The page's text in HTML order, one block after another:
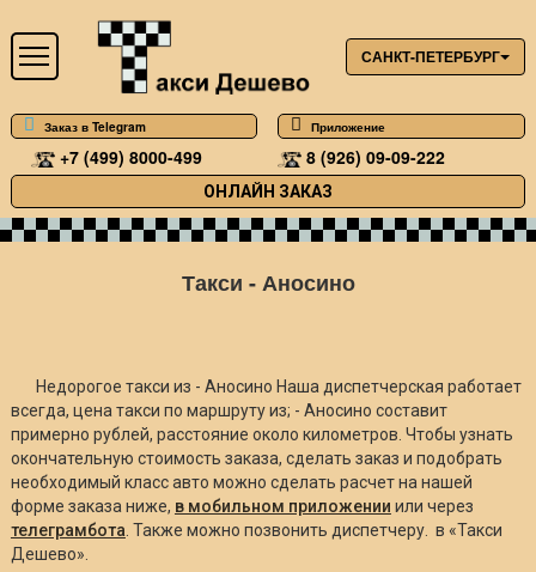
САНКТ-ПЕТЕРБУРГ
Заказ в Telegram Приложение
+7 (499) 8000-499 8 (926) 09-09-222
ОНЛАЙН ЗАКАЗ
Такси - Аносино
Недорогое такси из - Аносино Наша диспетчерская работает
всегда, цена такси по маршруту из; - Аносино составит
примерно рублей, расстояние около километров. Чтобы узнать
окончательную стоимость заказа, сделать заказ и подобрать
необходимый класс авто можно сделать расчет на нашей
форме заказа ниже, в мобильном приложении или через
телеграмбота. Также можно позвонить диспетчеру. в «Такси
Дешево».